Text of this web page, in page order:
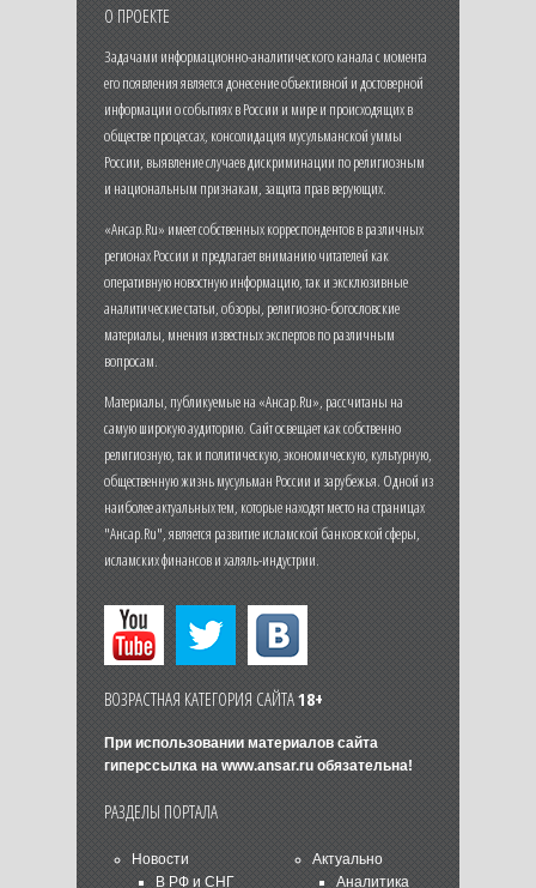
О ПРОЕКТЕ
Задачами информационно-аналитического канала с момента
его появления является донесение объективной и достоверной
информации о событиях в России и мире и происходящих в
обществе процессах, консолидация мусульманской уммы
России, выявление случаев дискриминации по религиозным
и национальным признакам, защита прав верующих.
«Ансар.Ru» имеет собственных корреспондентов в различных
регионах России и предлагает вниманию читателей как
оперативную новостную информацию, так и эксклюзивные
аналитические статьи, обзоры, религиозно-богословские
материалы, мнения известных экспертов по различным
вопросам.
Материалы, публикуемые на «Ансар.Ru», рассчитаны на
самую широкую аудиторию. Сайт освещает как собственно
религиозную, так и политическую, экономическую, культурную,
общественную жизнь мусульман России и зарубежья. Одной из
наиболее актуальных тем, которые находят место на страницах
"Ансар.Ru", является развитие исламской банковской сферы,
исламских финансов и халяль-индустрии.
ВОЗРАСТНАЯ КАТЕГОРИЯ САЙТА18+
При использовании материалов сайта
гиперссылка на www.ansar.ruобязательна!
РАЗДЕЛЫ ПОРТАЛА
Новости
В РФ и СНГ
Актуально
Аналитика